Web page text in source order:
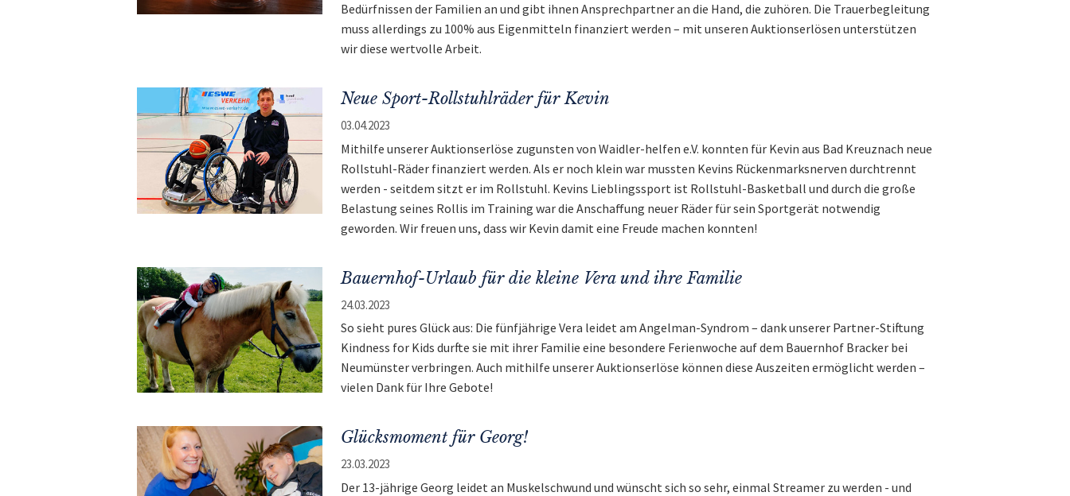
Bedürfnissen der Familien an und gibt ihnen Ansprechpartner an die Hand, die zuhören. Die Trauerbegleitung
muss allerdings zu 100% aus Eigenmitteln finanziert werden – mit unseren Auktionserlösen unterstützen
wir diese wertvolle Arbeit.
Neue Sport-Rollstuhlräder für Kevin
03.04.2023
Mithilfe unserer Auktionserlöse zugunsten von Waidler-helfen e.V. konnten für Kevin aus Bad Kreuznach neue
Rollstuhl-Räder finanziert werden. Als er noch klein war mussten Kevins Rückenmarksnerven durchtrennt
werden - seitdem sitzt er im Rollstuhl. Kevins Lieblingssport ist Rollstuhl-Basketball und durch die große
Belastung seines Rollis im Training war die Anschaffung neuer Räder für sein Sportgerät notwendig
geworden. Wir freuen uns, dass wir Kevin damit eine Freude machen konnten!
Bauernhof-Urlaub für die kleine Vera und ihre Familie
24.03.2023
So sieht pures Glück aus: Die fünfjährige Vera leidet am Angelman-Syndrom – dank unserer Partner-Stiftung
Kindness for Kids durfte sie mit ihrer Familie eine besondere Ferienwoche auf dem Bauernhof Bracker bei
Neumünster verbringen. Auch mithilfe unserer Auktionserlöse können diese Auszeiten ermöglicht werden –
vielen Dank für Ihre Gebote!
Glücksmoment für Georg!
23.03.2023
Der 13-jährige Georg leidet an Muskelschwund und wünscht sich so sehr, einmal Streamer zu werden - und